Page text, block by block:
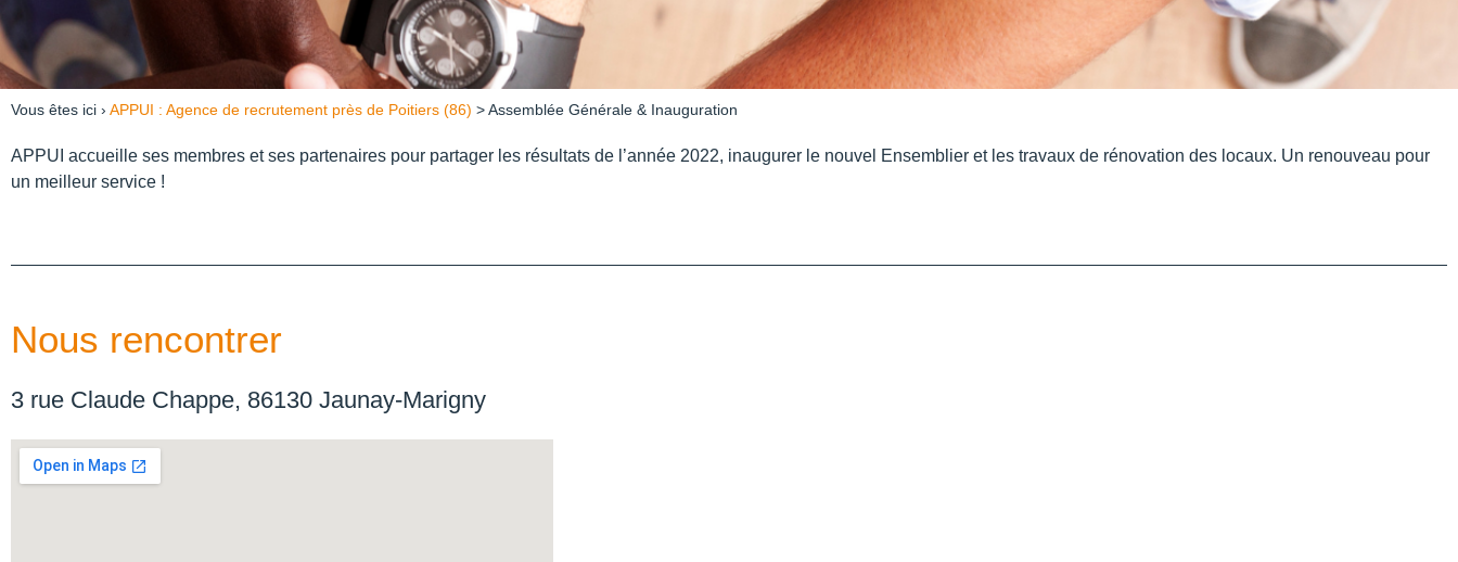
Vous êtes ici › APPUI : Agence de recrutement près de Poitiers (86) > Assemblée Générale & Inauguration
APPUI accueille ses membres et ses partenaires pour partager les résultats de l’année 2022, inaugurer le nouvel Ensemblier et les travaux de rénovation des locaux. Un renouveau pour
un meilleur service !
Nous rencontrer
3 rue Claude Chappe, 86130 Jaunay-Marigny